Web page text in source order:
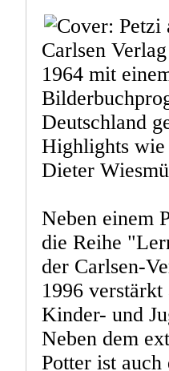
Carlsen
1964 mit
Deutschland
Highlights
Dieter
Neben einem
die Reihe
der Carlsen-
1996
Kinder- und
Neben dem
Potter ist